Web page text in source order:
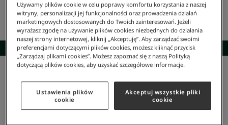
SKOMPLETUJ STYLIZACJĘ
NAJNIŻSZA CENA Z 30 DNI:
Używamy plików cookie w celu poprawy komfortu korzystania z naszej
witryny, personalizacji jej funkcjonalności oraz prowadzenia działań
marketingowych dostosowanych do Twoich zainteresowań. Jeżeli
wyrażasz zgodę na używanie plików cookies niezbędnych do działania
naszej strony internetowej, kliknij „Akceptuję”. Aby zarządzać swoimi
preferencjami dotyczącymi plików cookies, możesz kliknąć przycisk
„Zarządzaj plikami cookies”. Możesz zapoznać się z naszą Polityką
dotyczącą plików cookies, aby uzyskać szczegółowe informacje.
Ustawienia plików
cookie
Akceptuj wszystkie pliki
cookie